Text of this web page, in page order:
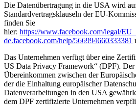
Die Datenübertragung in die USA wird
Standardvertragsklauseln der EU-
finden Sie
hier: https://www.facebook.com/legal/
de.facebook.com/help/566994660333381
Das Unternehmen verfügt über eine
US Data Privacy Framework“ (DPF).
Übereinkommen zwischen der
der die Einhaltung europäischer
Datenverarbeitungen in den USA
dem DPF zertifizierte Unternehmen